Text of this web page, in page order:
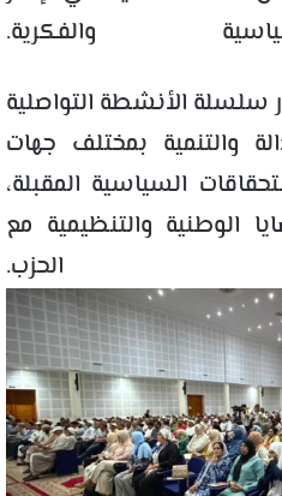
والفكرية.
سلسلة الأنشطة التواصلية
والتنمية بمختلف جهات
السياسية المقبلة،
الوطنية والتنظيمية مع
الحزب.